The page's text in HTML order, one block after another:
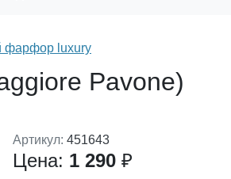
фарфор luxury
Pavone)
Артикул: 451643
Цена: 1 290 ₽